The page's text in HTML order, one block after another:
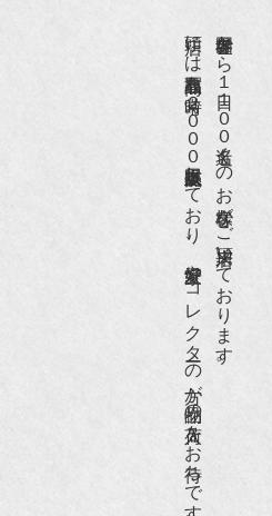
世界各国から１日１００名近くのお客様がご来店頂いております。
店頭には買取商品を常時２０００点以上展示販売しており、
愛好家やコレクターの方が品物の入荷をお待ちです。